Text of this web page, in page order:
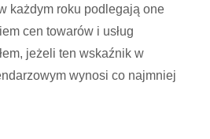
każdym roku podlegają one
cen towarów i usług
jeżeli ten wskaźnik w
wynosi co najmniej